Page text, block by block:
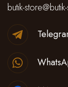
butik-
Alaia
Dior
Нижнее белье
Пляжная одежда